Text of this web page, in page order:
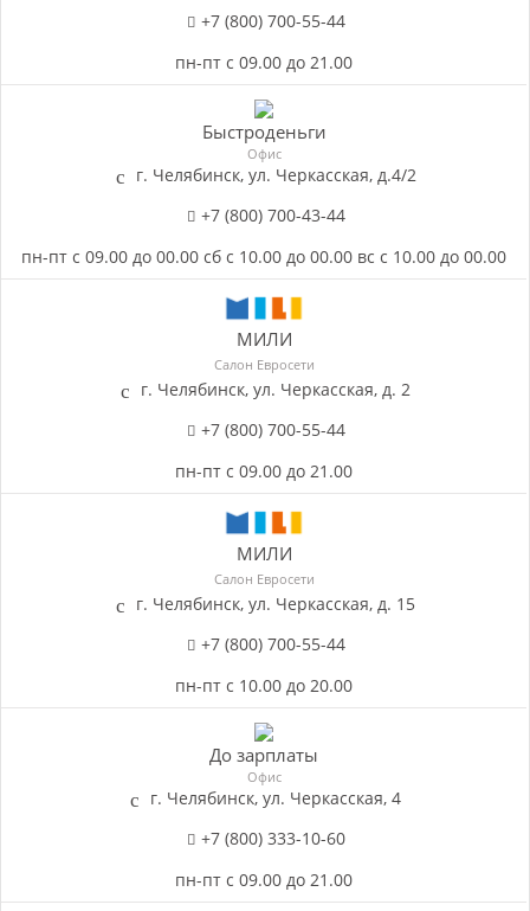
+7 (800) 700-55-44
пн-пт с 09.00 до 21.00
Быстроденьги
Офис
г. Челябинск, ул. Черкасская, д.4/2
+7 (800) 700-43-44
пн-пт c 09.00 до 00.00 сб c 10.00 до 00.00 вс c 10.00 до 00.00
МИЛИ
Салон Евросети
г. Челябинск, ул. Черкасская, д. 2
+7 (800) 700-55-44
пн-пт с 09.00 до 21.00
МИЛИ
Салон Евросети
г. Челябинск, ул. Черкасская, д. 15
+7 (800) 700-55-44
пн-пт с 10.00 до 20.00
До зарплаты
Офис
г. Челябинск, ул. Черкасская, 4
+7 (800) 333-10-60
пн-пт с 09.00 до 21.00